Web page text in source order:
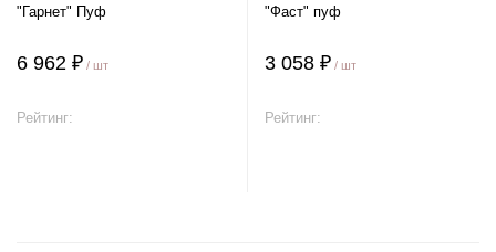
"Гарнет" Пуф
6 962 ₽ / шт
Рейтинг:
"Фаст" пуф
3 058 ₽ / шт
Рейтинг: